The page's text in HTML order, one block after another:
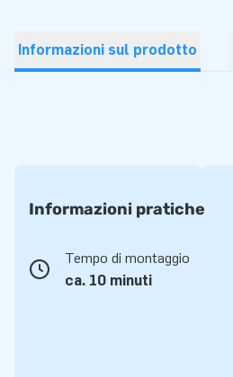
Informazioni sul prodotto
Informazioni pratiche
Tempo di montaggio
ca. 10 minuti